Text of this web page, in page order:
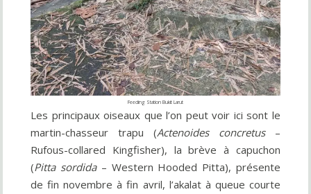
Feeding Station Bukit Larut
Les principaux oiseaux que l’on peut voir ici sont le
martin-chasseur trapu (Actenoides concretus–
Rufous-collared Kingfisher), la brève à capuchon
(Pitta sordida– Western Hooded Pitta), présente
de fin novembre à fin avril, l’akalat à queue courte